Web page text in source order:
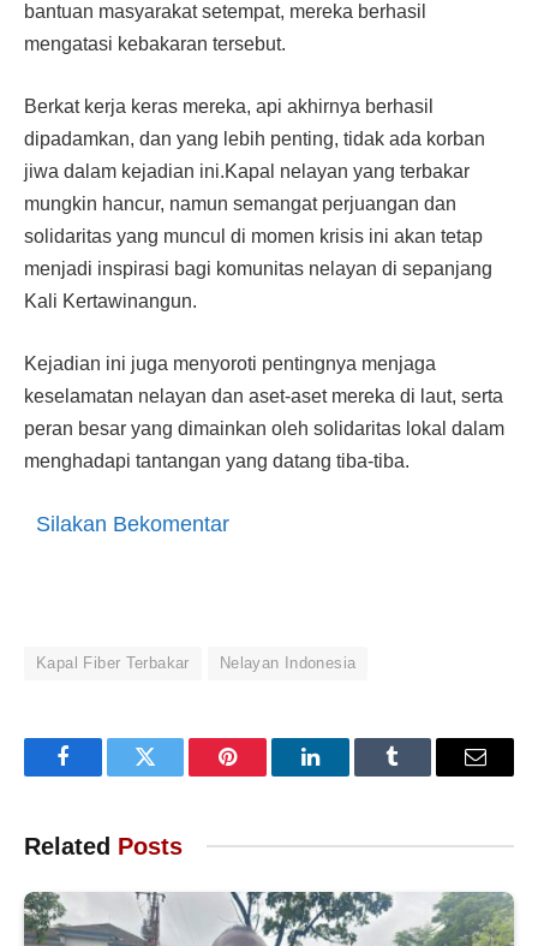
bantuan masyarakat setempat, mereka berhasil
mengatasi kebakaran tersebut.
Berkat kerja keras mereka, api akhirnya berhasil
dipadamkan, dan yang lebih penting, tidak ada korban
jiwa dalam kejadian ini.Kapal nelayan yang terbakar
mungkin hancur, namun semangat perjuangan dan
solidaritas yang muncul di momen krisis ini akan tetap
menjadi inspirasi bagi komunitas nelayan di sepanjang
Kali Kertawinangun.
Kejadian ini juga menyoroti pentingnya menjaga
keselamatan nelayan dan aset-aset mereka di laut, serta
peran besar yang dimainkan oleh solidaritas lokal dalam
menghadapi tantangan yang datang tiba-tiba.
Silakan Bekomentar
Kapal Fiber Terbakar Nelayan Indonesia
FacebookTwitter Pinterest LinkedInTumblr Email
Related Posts